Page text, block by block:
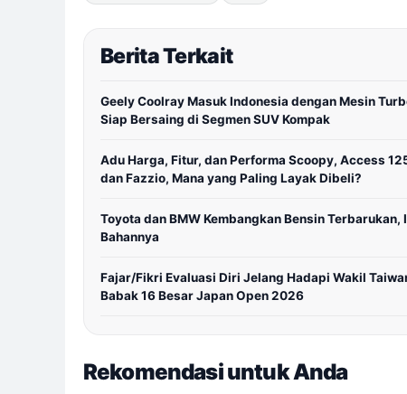
Berita Terkait
Geely Coolray Masuk Indonesia dengan Mesin
Siap Bersaing di Segmen SUV Kompak
Adu Harga, Fitur, dan Performa Scoopy, Access
dan Fazzio, Mana yang Paling Layak Dibeli?
Toyota dan BMW Kembangkan Bensin Terbarukan,
Bahannya
Fajar/Fikri Evaluasi Diri Jelang Hadapi Wakil
Babak 16 Besar Japan Open 2026
Rekomendasi untuk Anda